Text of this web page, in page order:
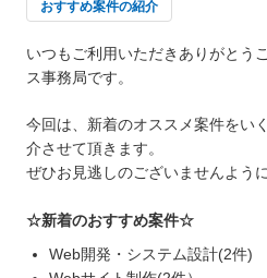
おすすめ案件の紹介
いつもご利用いただきありがとう
ス事務局です。
今回は、新着のオススメ案件をい
介させて頂きます。
ぜひお見逃しのございませんよう
☆新着のおすすめ案件☆
Web開発・システム設計(2件)